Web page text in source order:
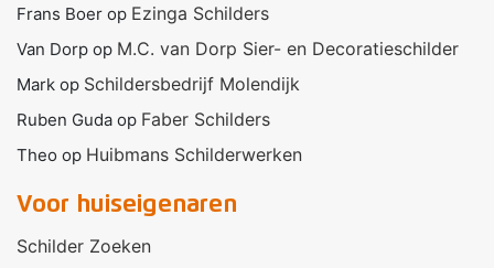
Frans Boer op Ezinga Schilders
Van Dorp op M.C. van Dorp Sier- en Decoratieschilder
Mark op Schildersbedrijf Molendijk
Ruben Guda op Faber Schilders
Theo op Huibmans Schilderwerken
Voor huiseigenaren
Schilder Zoeken